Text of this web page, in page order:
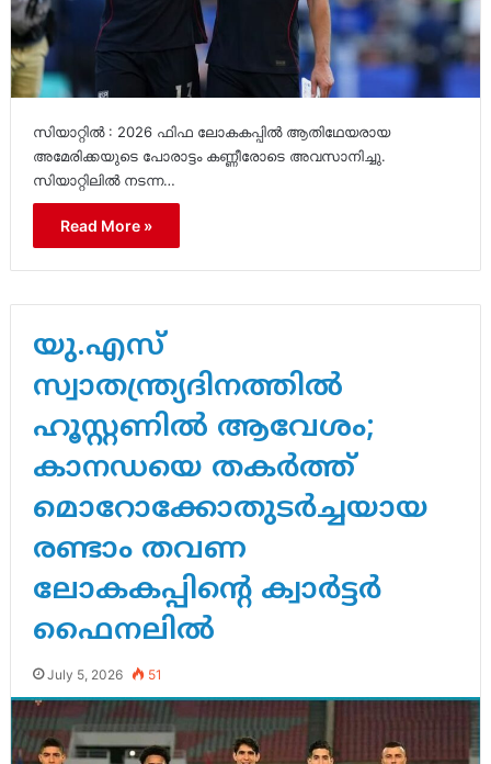
സിയാറ്റിൽ : 2026 ഫിഫ ലോകകപ്പിൽ ആതിഥേയരായ
അമേരിക്കയുടെ പോരാട്ടം കണ്ണീരോടെ അവസാനിച്ചു.
സിയാറ്റിലിൽ നടന്ന…
Read More »
യു.എസ്
സ്വാതന്ത്ര്യദിനത്തിൽ
ഹൂസ്റ്റണിൽ ആവേശം;
കാനഡയെ തകർത്ത്
മൊറോക്കോതുടർച്ചയായ
രണ്ടാം തവണ
ലോകകപ്പിന്റെ ക്വാർട്ടർ
ഫൈനലിൽ
July 5, 2026 51